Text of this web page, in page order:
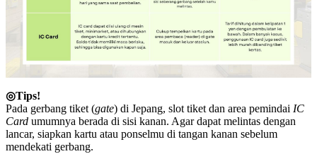
◎Tips!
Pada gerbang tiket (gate) di Jepang, slot tiket dan area pemindai IC
Card umumnya berada di sisi kanan. Agar dapat melintas dengan
lancar, siapkan kartu atau ponselmu di tangan kanan sebelum
mendekati gerbang.